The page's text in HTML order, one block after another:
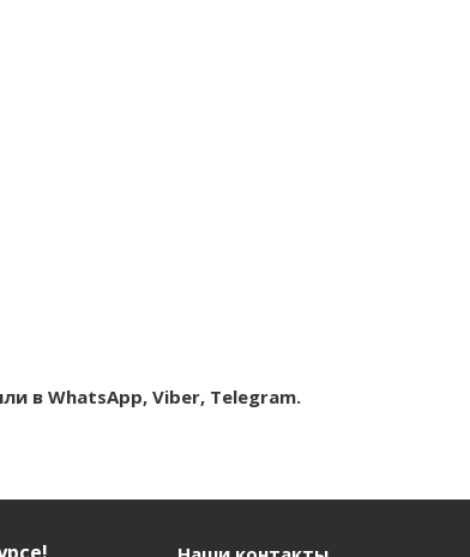
в WhatsApp, Viber, Telegram.